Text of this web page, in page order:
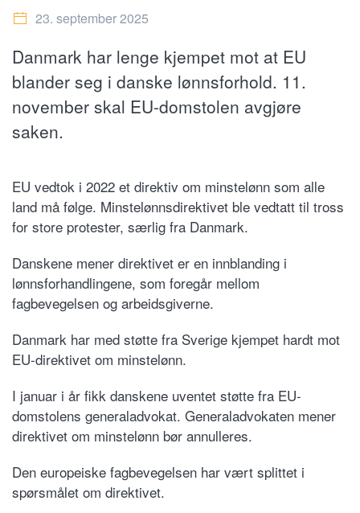
23. september 2025
Danmark har lenge kjempet mot at EU
blander seg i danske lønnsforhold. 11.
november skal EU-domstolen avgjøre
saken.
EU vedtok i 2022 et direktiv om minstelønn som alle
land må følge. Minstelønnsdirektivet ble vedtatt til tross
for store protester, særlig fra Danmark.
Danskene mener direktivet er en innblanding i
lønnsforhandlingene, som foregår mellom
fagbevegelsen og arbeidsgiverne.
Danmark har med støtte fra Sverige kjempet hardt mot
EU-direktivet om minstelønn.
I januar i år fikk danskene uventet støtte fra EU-
domstolens generaladvokat. Generaladvokaten mener
direktivet om minstelønn bør annulleres.
Den europeiske fagbevegelsen har vært splittet i
spørsmålet om direktivet.